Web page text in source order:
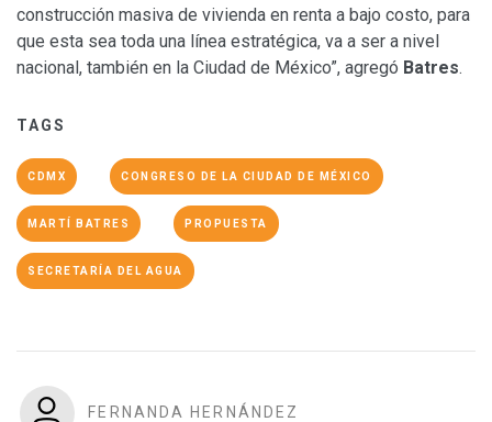
construcción masiva de vivienda en renta a bajo costo, para
que esta sea toda una línea estratégica, va a ser a nivel
nacional, también en la Ciudad de México”, agregó Batres.
TAGS
CDMX CONGRESO DE LA CIUDAD DE MÉXICO
MARTÍ BATRES PROPUESTA
SECRETARÍA DEL AGUA
FERNANDA HERNÁNDEZ